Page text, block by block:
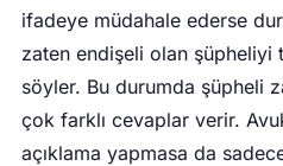
ifadeye müdahale ederse
zaten endişeli olan şüpheliyi
söyler. Bu durumda şüpheli
çok farklı cevaplar verir.
açıklama yapmasa da